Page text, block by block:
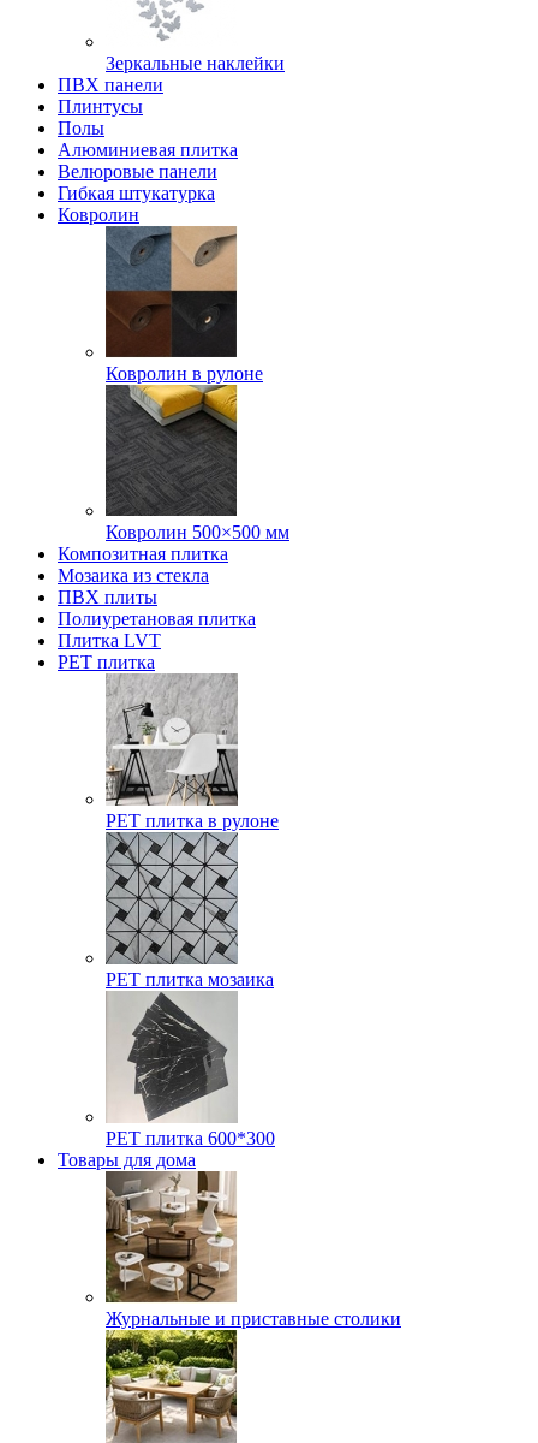
Зеркальные наклейки
ПВХ панели
Плинтусы
Полы
Алюминиевая плитка
Велюровые панели
Гибкая штукатурка
Ковролин
Ковролин в рулоне
Ковролин 500×500 мм
Композитная плитка
Мозаика из стекла
ПВХ плиты
Полиуретановая плитка
Плитка LVT
РЕТ плитка
РЕТ плитка в рулоне
РЕТ плитка мозаика
РЕТ плитка 600*300
Товары для дома
Журнальные и приставные столики